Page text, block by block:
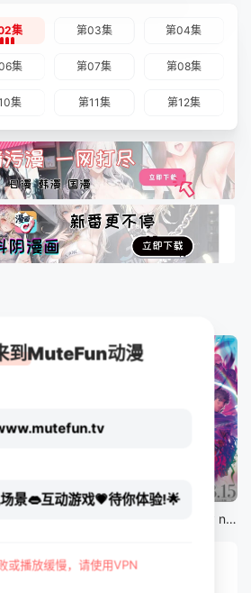
集 第03集 第04集
集 第07集 第08集
集 第11集 第12集
剧场版 Fate/stay night [Heaven&#039;s Feel] III.spring song
到MuteFun动漫
景👄互动游戏💗待你体验!🌟
或播放缓慢，请使用VPN